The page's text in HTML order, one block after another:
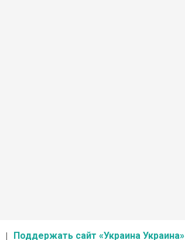
Поддержать сайт «Украина Украина»